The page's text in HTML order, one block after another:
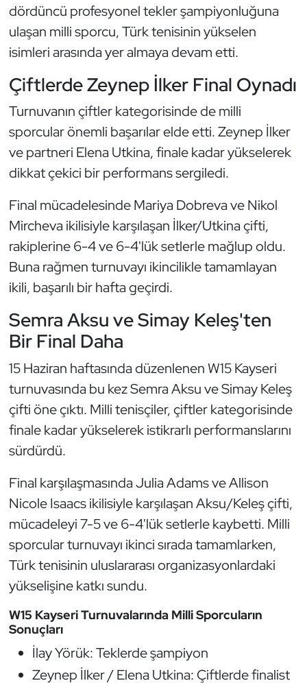
dördüncü profesyonel tekler şampiyonluğuna
ulaşan milli sporcu, Türk tenisinin yükselen
isimleri arasında yer almaya devam etti.
Çiftlerde Zeynep İlker Final Oynadı
Turnuvanın çiftler kategorisinde de milli
sporcular önemli başarılar elde etti. Zeynep İlker
ve partneri Elena Utkina, finale kadar yükselerek
dikkat çekici bir performans sergiledi.
Final mücadelesinde Mariya Dobreva ve Nikol
Mircheva ikilisiyle karşılaşan İlker/Utkina çifti,
rakiplerine 6-4 ve 6-4'lük setlerle mağlup oldu.
Buna rağmen turnuvayı ikincilikle tamamlayan
ikili, başarılı bir hafta geçirdi.
Semra Aksu ve Simay Keleş'ten
Bir Final Daha
15 Haziran haftasında düzenlenen W15 Kayseri
turnuvasında bu kez Semra Aksu ve Simay Keleş
çifti öne çıktı. Milli tenisçiler, çiftler kategorisinde
finale kadar yükselerek istikrarlı performanslarını
sürdürdü.
Final karşılaşmasında Julia Adams ve Allison
Nicole Isaacs ikilisiyle karşılaşan Aksu/Keleş çifti,
mücadeleyi 7-5 ve 6-4'lük setlerle kaybetti. Milli
sporcular turnuvayı ikinci sırada tamamlarken,
Türk tenisinin uluslararası organizasyonlardaki
yükselişine katkı sundu.
W15 Kayseri Turnuvalarında Milli Sporcuların
Sonuçları
İlay Yörük: Teklerde şampiyon
Zeynep İlker / Elena Utkina: Çiftlerde finalist
Karate
Kayak
Kempo
Kick Boks
Kürek
Masa Tenisi
Modern Pentatlon
Motor Sporları
Muay Thai
Okçuluk
Optimist
Oryantiring
Özel Sporcular
Ragbi
Satranç
Su Topu
Tekvando
Tenis